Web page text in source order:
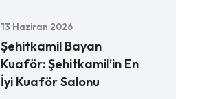
13 Haziran 2026
Şehitkamil Bayan
Kuaför: Şehitkamil’in En
İyi Kuaför Salonu